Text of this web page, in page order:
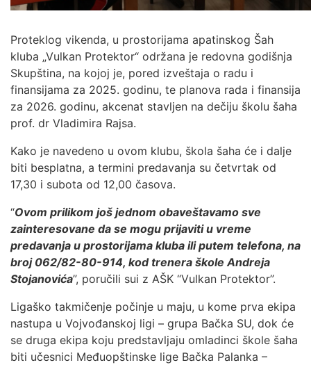
Proteklog vikenda, u prostorijama apatinskog Šah
kluba „Vulkan Protektor“ održana je redovna godišnja
Skupština, na kojoj je, pored izveštaja o radu i
finansijama za 2025. godinu, te planova rada i finansija
za 2026. godinu, akcenat stavljen na dečiju školu šaha
prof. dr Vladimira Rajsa.
Kako je navedeno u ovom klubu, škola šaha će i dalje
biti besplatna, a termini predavanja su četvrtak od
17,30 i subota od 12,00 časova.
“Ovom prilikom još jednom obaveštavamo sve
zainteresovane da se mogu prijaviti u vreme
predavanja u prostorijama kluba ili putem telefona, na
broj 062/82-80-914, kod trenera škole Andreja
Stojanovića”, poručili sui z AŠK “Vulkan Protektor”.
Ligaško takmičenje počinje u maju, u kome prva ekipa
nastupa u Vojvođanskoj ligi – grupa Bačka SU, dok će
se druga ekipa koju predstavljaju omladinci škole šaha
biti učesnici Međuopštinske lige Bačka Palanka –